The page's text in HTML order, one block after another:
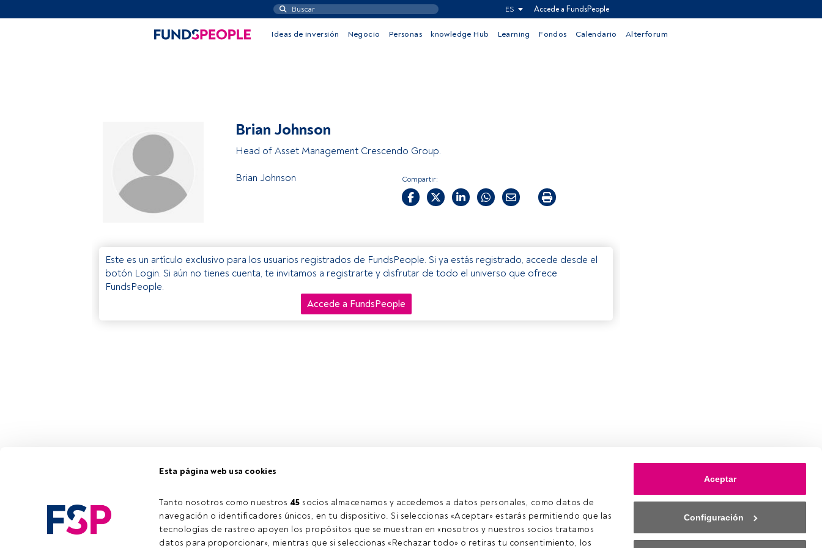
Esta página web usa cookies
Tanto nosotros como nuestros 45 socios almacenamos y accedemos a datos personales, como datos de
navegación o identificadores únicos, en tu dispositivo. Si seleccionas «Aceptar» estarás permitiendo que las
tecnologías de rastreo apoyen los propósitos que se muestran en «nosotros y nuestros socios tratamos
datos para proporcionar», mientras que si seleccionas «Rechazar todo» o retiras tu consentimiento, los
Aceptar
Configuración
ES Accede a FundsPeople
Ideas de inversión Negocio Personas knowledge Hub Learning Fondos Calendario Alterforum
Brian Johnson
Head of Asset Management Crescendo Group.
Brian Johnson Compartir:
Este es un artículo exclusivo para los usuarios registrados de FundsPeople. Si ya estás registrado, accede desde el
botón Login. Si aún no tienes cuenta, te invitamos a registrarte y disfrutar de todo el universo que ofrece
FundsPeople.
Accede a FundsPeople